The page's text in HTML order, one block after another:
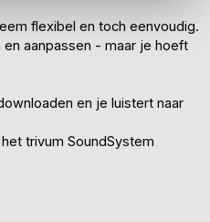
flexibel en toch eenvoudig.
aanpassen - maar je hoeft
en je luistert naar
trivum SoundSystem